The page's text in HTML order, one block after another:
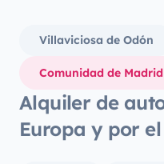
Villaviciosa de Odón
Comunidad de Madrid
Alquiler de
Europa y por